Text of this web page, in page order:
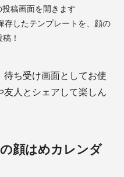
稿画面を開きます
存したテンプレートを、顔の
！
ち受け画面としてお使
人とシェアして楽しん
顔はめカレンダ